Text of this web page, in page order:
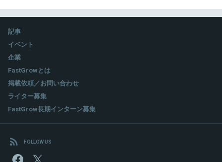
記事
イベント
企業
FastGrowとは
掲載依頼／お問い合わせ
ライター募集
FastGrow長期インターン募集
FOLLOW US